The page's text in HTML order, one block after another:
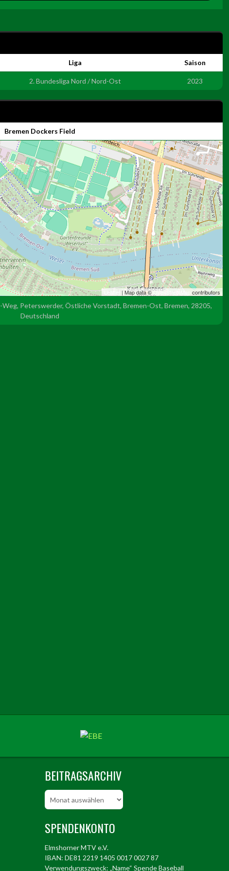
Liga Saison
2. Bundesliga Nord / Nord-Ost 2023
Bremen Dockers Field
Leaflet | Map data ©OpenStreetMap contributors
Peterswerder, Östliche Vorstadt, Bremen-Ost, Bremen, 28205,
Deutschland
BEITRAGSARCHIV
Beitragsarchiv
SPENDENKONTO
Elmshorner MTV e.V.
IBAN: DE81 2219 1405 0017 0027 87
Verwendungszweck: „Name“ Spende Baseball